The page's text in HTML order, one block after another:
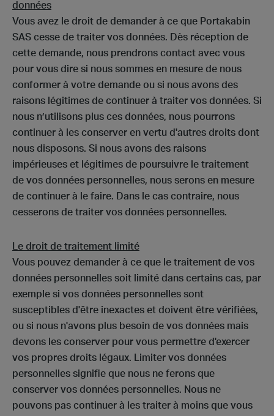
données
Vous avez le droit de demander à ce que Portakabin
SAS cesse de traiter vos données. Dès réception de
cette demande, nous prendrons contact avec vous
pour vous dire si nous sommes en mesure de nous
conformer à votre demande ou si nous avons des
raisons légitimes de continuer à traiter vos données. Si
nous n’utilisons plus ces données, nous pourrons
continuer à les conserver en vertu d'autres droits dont
nous disposons. Si nous avons des raisons
impérieuses et légitimes de poursuivre le traitement
de vos données personnelles, nous serons en mesure
de continuer à le faire. Dans le cas contraire, nous
cesserons de traiter vos données personnelles.
Le droit de traitement limité
Vous pouvez demander à ce que le traitement de vos
données personnelles soit limité dans certains cas, par
exemple si vos données personnelles sont
susceptibles d'être inexactes et doivent être vérifiées,
ou si nous n'avons plus besoin de vos données mais
devons les conserver pour vous permettre d'exercer
vos propres droits légaux. Limiter vos données
personnelles signifie que nous ne ferons que
conserver vos données personnelles. Nous ne
pouvons pas continuer à les traiter à moins que vous